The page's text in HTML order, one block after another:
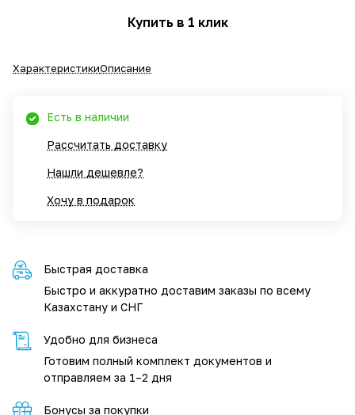
Купить в 1 клик
ХарактеристикиОписание
Есть в наличии
Рассчитать доставку
Нашли дешевле?
Хочу в подарок
Быстрая доставка
Быстро и аккуратно доставим заказы по всему
Казахстану и СНГ
Удобно для бизнеса
Готовим полный комплект документов и
отправляем за 1–2 дня
Бонусы за покупки